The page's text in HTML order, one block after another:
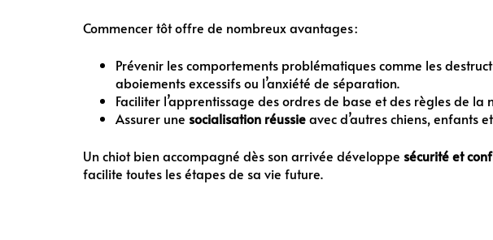
Commencer tôt offre de nombreux avantages :
Prévenir les comportements problématiques comme les
aboiements excessifs ou l’anxiété de séparation.
Faciliter l’apprentissage des ordres de base et des règles de la
Assurer une socialisation réussieavec d’autres chiens, enfants
Un chiot bien accompagné dès son arrivée développe sécurité et
facilite toutes les étapes de sa vie future.